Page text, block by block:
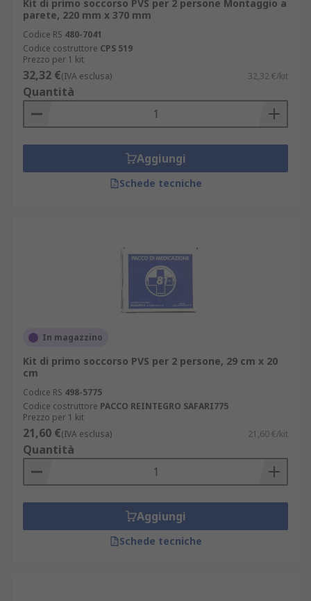
Kit di primo soccorso PVS per 2 persone Montaggio a
parete, 220 mm x 370 mm
Codice RS 480-7041
Codice costruttore CPS 519
Prezzo per 1 kit
32,32 €(IVA esclusa) 32,32 €/kit
Quantità
Aggiungi
Schede tecniche
In magazzino
Kit di primo soccorso PVS per 2 persone, 29 cm x 20
cm
Codice RS 498-5775
Codice costruttore PACCO REINTEGRO SAFARI775
Prezzo per 1 kit
21,60 €(IVA esclusa) 21,60 €/kit
Quantità
Aggiungi
Schede tecniche